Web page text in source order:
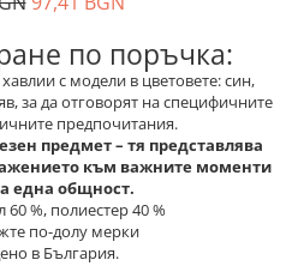
по поръчка:
с модели в цветовете: син,
за да отговорят на специфичните
предпочитания.
предмет – тя представлява
към важните моменти
една общност.
%, полиестер 40 %
по-долу мерки
в България.